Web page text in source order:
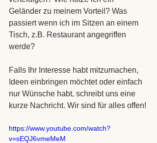
Geländer zu meinem Vorteil? Was
passiert wenn ich im Sitzen an einem
Tisch, z.B. Restaurant angegriffen
werde?
Falls Ihr Interesse habt mitzumachen,
Ideen einbringen möchtet oder einfach
nur Wünsche habt, schreibt uns eine
kurze Nachricht. Wir sind für alles offen!
https://www.youtube.com/watch?
v=sEQJ6vmeMeM